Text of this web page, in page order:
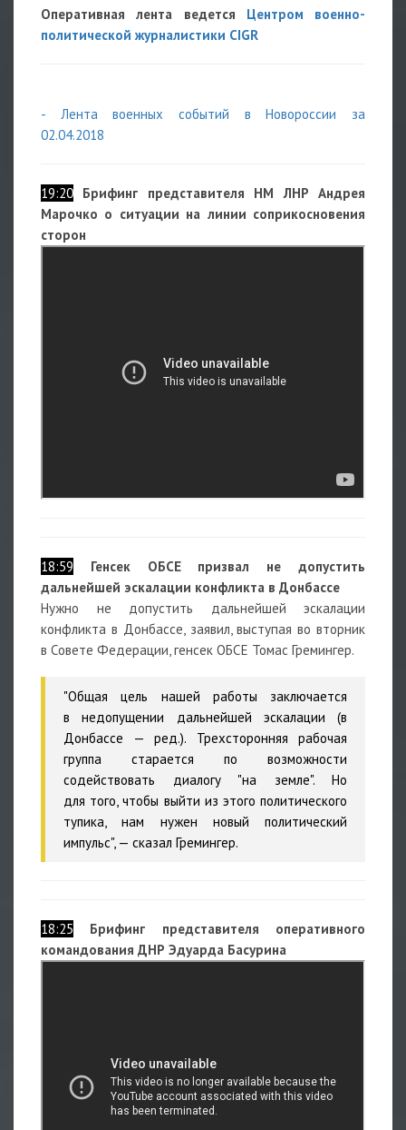
Оперативная лента ведется Центром военно-
политической журналистики CIGR
- Лента военных событий в Новороссии за
02.04.2018
19:20 Брифинг представителя НМ ЛНР Андрея
Марочко о ситуации на линии соприкосновения
сторон
18:59
Генсек ОБСЕ призвал не допустить
дальнейшей эскалации конфликта в Донбассе
Нужно не допустить дальнейшей эскалации
конфликта в Донбассе, заявил, выступая во вторник
в Совете Федерации, генсек ОБСЕ Томас Гремингер.
"Общая цель нашей работы заключается
в недопущении дальнейшей эскалации (в
Донбассе — ред.). Трехсторонняя рабочая
группа старается по возможности
содействовать диалогу "на земле". Но
для того, чтобы выйти из этого политического
тупика, нам нужен новый политический
импульс", — сказал Гремингер.
18:25
Брифинг представителя оперативного
командования ДНР Эдуарда Басурина